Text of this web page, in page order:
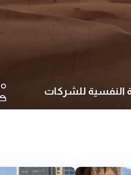
النفسية للشركات